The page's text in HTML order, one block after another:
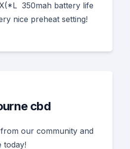
350mah battery life
nice preheat setting!
cbd
our community and
today!